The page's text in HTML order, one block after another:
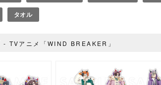
タオル
TVアニメ「WIND BREAKER」